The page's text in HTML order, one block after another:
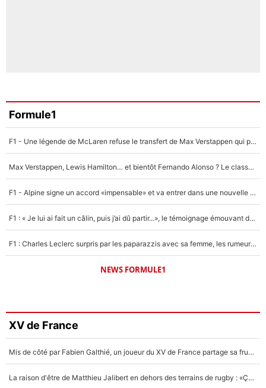
Formule1
F1 - Une légende de McLaren refuse le transfert de Max Verstappen qui pourrait «faire des vagues» et plomber l'ambiance dans l'équipe
Max Verstappen, Lewis Hamilton… et bientôt Fernando Alonso ? Le classement des pilotes les mieux payés en Formule 1 risque de changer !
F1 - Alpine signe un accord «impensable» et va entrer dans une nouvelle dimension : Grande nouvelle pour Pierre Gasly !
F1 : « Je lui ai fait un câlin, puis j’ai dû partir...», le témoignage émouvant de Max Verstappen sur sa fille
F1 : Charles Leclerc surpris par les paparazzis avec sa femme, les rumeurs étaient vraies !
NEWS FORMULE1
XV de France
Mis de côté par Fabien Galthié, un joueur du XV de France partage sa frustration : «ils ne me l’ont pas dit tout de suite»
La raison d'être de Matthieu Jalibert en dehors des terrains de rugby : «Ça m'atteint autant que si tu touches à un membre de ma famille»